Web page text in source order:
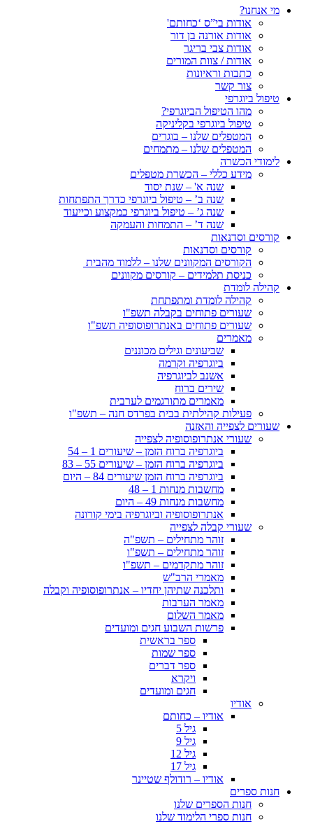
מי אנחנו?
אודות בי”ס ‘כחותם'
אודות אורנה בן דור
אודות צבי בריגר
אודות / צוות המורים
כתבות וראיונות
צור קשר
טיפול ביוגרפי
מהו הטיפול הביוגרפי?
טיפול ביוגרפי בקליניקה
המטפלים שלנו – בוגרים
המטפלים שלנו – מתמחים
לימודי הכשרה
מידע כללי – הכשרת מטפלים
שנה א' – שנת יסוד
שנה ב’ – טיפול ביוגרפי כדרך התפתחות
שנה ג’ – טיפול ביוגרפי כמקצוע וכייעוד
שנה ד’ – התמחות והעמקה
קורסים וסדנאות
קורסים וסדנאות
הקורסים המקוונים שלנו – ללמוד מהבית
כניסת תלמידים – קורסים מקוונים
קהילה לומדת
קהילה לומדת ומתפתחת
שעורים פתוחים בקבלה תשפ"ו
שעורים פתוחים באנתרופוסופיה תשפ"ו
מאמרים
שביעונים וגילים מכוננים
ביוגרפיה וקרמה
אשנב לביוגרפיה
שירים ברוח
מאמרים מתורגמים לערבית
פעילות קהילתית בבית בפרדס חנה – תשפ"ו
שעורים לצפייה והאזנה
שעורי אנתרופוסופיה לצפייה
ביוגרפיה ברוח הזמן – שיעורים 1 – 54
ביוגרפיה ברוח הזמן – שיעורים 55 – 83
ביוגרפיה ברוח הזמן שיעורים 84 – היום
מחשבות מנחות 1 – 48
מחשבות מנחות 49 – היום
אנתרופוסופיה וביוגרפיה בימי קורונה
שעורי קבלה לצפייה
זוהר מתחילים – תשפ"ה
זוהר מתחילים – תשפ"ו
זוהר מתקדמים – תשפ"ו
מאמרי הרב"ש
ותלכנה שתיהן יחדיו – אנתרופוסופיה וקבלה
מאמר הערבות
מאמר השלום
פרשות השבוע חגים ומועדים
ספר בראשית
ספר שמות
ספר דברים
ויקרא
חגים ומועדים
אודיו
אודיו – כחותם
גיל 5
גיל 9
גיל 12
גיל 17
אודיו – רודולף שטיינר
חנות ספרים
חנות הספרים שלנו
חנות ספרי הלימוד שלנו